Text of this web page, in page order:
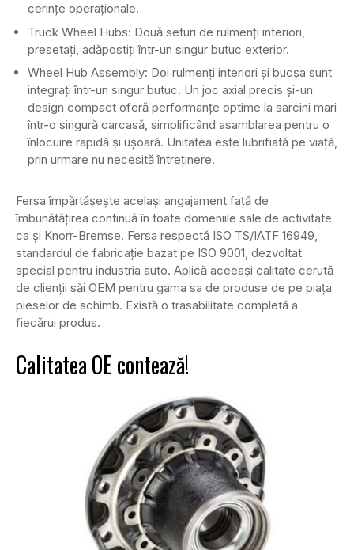
cerințe operaționale.
Truck Wheel Hubs: Două seturi de rulmenți interiori,
presetați, adăpostiți într-un singur butuc exterior.
Wheel Hub Assembly: Doi rulmenți interiori și bucșa sunt
integrați într-un singur butuc. Un joc axial precis și-un
design compact oferă performanțe optime la sarcini mari
într-o singură carcasă, simplificând asamblarea pentru o
înlocuire rapidă și ușoară. Unitatea este lubrifiată pe viață,
prin urmare nu necesită întreținere.
Fersa împărtășește același angajament față de
îmbunătățirea continuă în toate domeniile sale de activitate
ca și Knorr-Bremse. Fersa respectă ISO TS/IATF 16949,
standardul de fabricație bazat pe ISO 9001, dezvoltat
special pentru industria auto. Aplică aceeași calitate cerută
de clienții săi OEM pentru gama sa de produse de pe piața
pieselor de schimb. Există o trasabilitate completă a
fiecărui produs.
Calitatea OE contează!